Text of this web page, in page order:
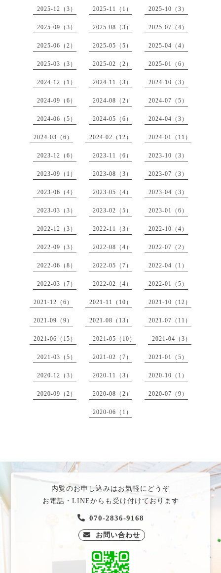
2025-12（3） 2025-11（1） 2025-10（3）
2025-09（3） 2025-08（3） 2025-07（4）
2025-06（2） 2025-05（5） 2025-04（4）
2025-03（3） 2025-02（2） 2025-01（6）
2024-12（1） 2024-11（3） 2024-10（3）
2024-09（6） 2024-08（2） 2024-07（5）
2024-06（5） 2024-05（6） 2024-04（3）
2024-03（6） 2024-02（12） 2024-01（11）
2023-12（6） 2023-11（6） 2023-10（3）
2023-09（1） 2023-08（3） 2023-07（3）
2023-06（4） 2023-05（4） 2023-04（3）
2023-03（3） 2023-02（5） 2023-01（6）
2022-12（3） 2022-11（3） 2022-10（4）
2022-09（3） 2022-08（4） 2022-07（2）
2022-06（8） 2022-05（7） 2022-04（1）
2022-03（7） 2022-02（4） 2022-01（5）
2021-12（6） 2021-11（10） 2021-10（12）
2021-09（9） 2021-08（13） 2021-07（11）
2021-06（15） 2021-05（10） 2021-04（3）
2021-03（5） 2021-02（7） 2021-01（5）
2020-12（3） 2020-11（3） 2020-10（1）
2020-09（2） 2020-08（2） 2020-07（9）
2020-06（1）
内覧のお申し込みはお気軽にどうぞ
お電話・LINEからも受け付けております
070-2836-9168
お問い合わせ